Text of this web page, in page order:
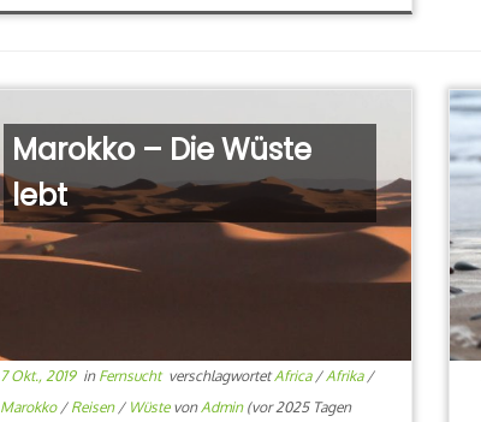
Marokko – Die Wüste
lebt
7 Okt., 2019in Fernsucht verschlagwortetAfrica / Afrika /
Marokko / Reisen / Wüste von Admin(vor 2025 Tagen